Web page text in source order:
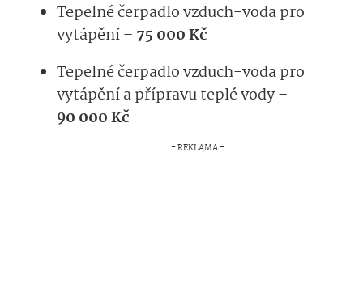
Tepelné čerpadlo vzduch-voda pro
vytápění – 75 000 Kč
Tepelné čerpadlo vzduch-voda pro
vytápění a přípravu teplé vody –
90 000 Kč